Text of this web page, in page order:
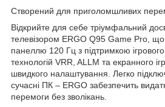
Створений для приголомшливих
Відкрийте для себе тріумфальний
телевізором ERGO Q95 Game Pro,
панеллю 120 Гц з підтримкою
технологій VRR, ALLM та екранного
швидкого налаштування. Легко
сучасні ПК – ERGO забезпечить
перемоги без зволікань.